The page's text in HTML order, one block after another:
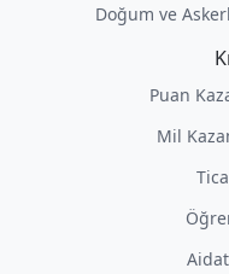
Doğum ve
Puan
Mil